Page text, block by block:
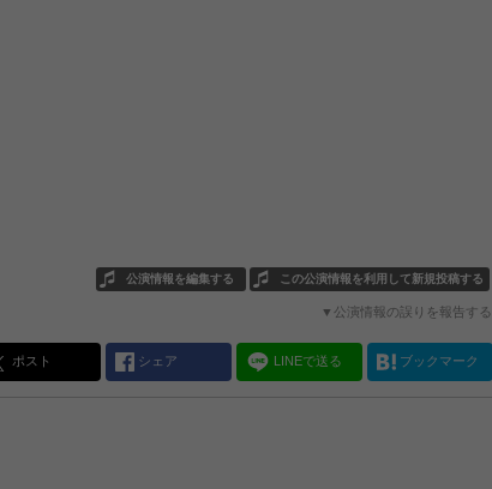
この公演情報を利用して新規投稿する
公演情報を編集する
▼公演情報の誤りを報告する
ポスト シェア LINEで送る ブックマーク